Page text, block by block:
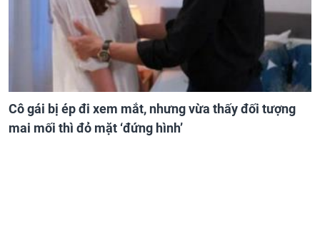
Cô gái bị ép đi xem mắt, nhưng vừa thấy đối tượng
mai mối thì đỏ mặt ‘đứng hình’